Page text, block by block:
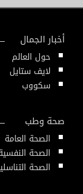
أخبار الجمال
حول العالم
لايف ستايل
سكووب
صحة وطب
الصحة العامة
الصحة
الصحة